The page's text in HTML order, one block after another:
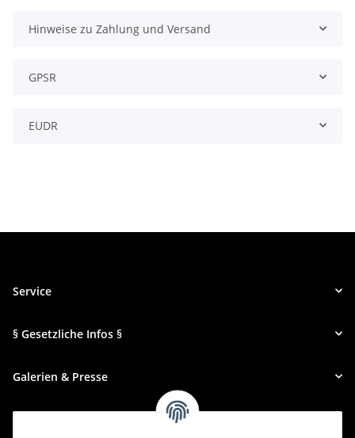
Hinweise zu Zahlung und Versand
GPSR
EUDR
Service
§ Gesetzliche Infos §
Galerien & Presse
Zahlungsmethoden